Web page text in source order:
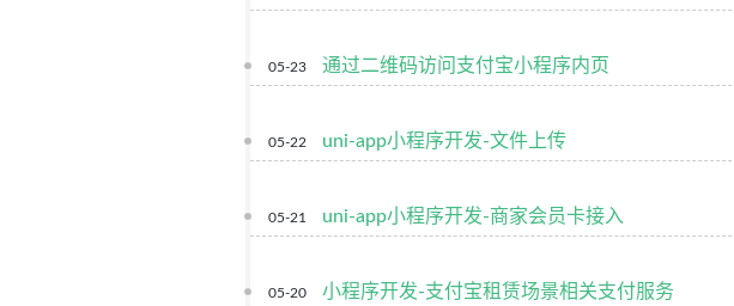
05-23 通过二维码访问支付宝小程序内页
05-22 uni-app小程序开发-文件上传
05-21 uni-app小程序开发-商家会员卡接入
05-20 小程序开发-支付宝租赁场景相关支付服务